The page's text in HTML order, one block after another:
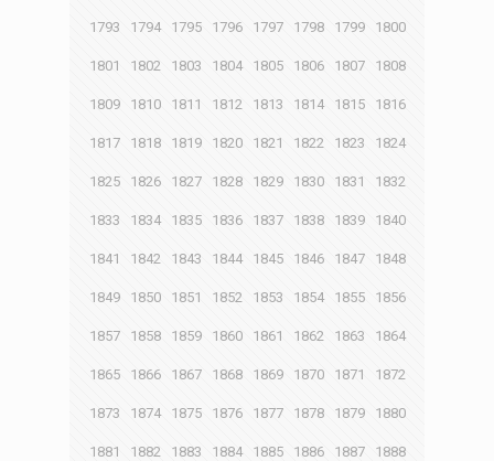
1793 1794 1795 1796 1797 1798 1799 1800
1801 1802 1803 1804 1805 1806 1807 1808
1809 1810 1811 1812 1813 1814 1815 1816
1817 1818 1819 1820 1821 1822 1823 1824
1825 1826 1827 1828 1829 1830 1831 1832
1833 1834 1835 1836 1837 1838 1839 1840
1841 1842 1843 1844 1845 1846 1847 1848
1849 1850 1851 1852 1853 1854 1855 1856
1857 1858 1859 1860 1861 1862 1863 1864
1865 1866 1867 1868 1869 1870 1871 1872
1873 1874 1875 1876 1877 1878 1879 1880
1881 1882 1883 1884 1885 1886 1887 1888